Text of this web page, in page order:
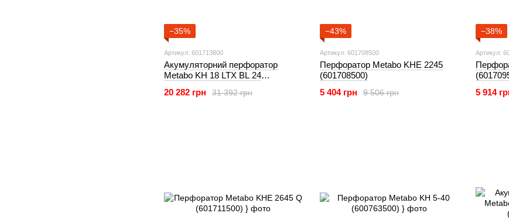
−35%
Артикул: 601713800
Акумуляторний перфоратор
Metabo KH 18 LTX BL 24
31 392 грн
20 282 грн
−43%
Артикул: 601708500
Перфоратор Metabo KHE 2245
(601708500)
9 506 грн
5 404 грн
−38%
Артикул:
5 914